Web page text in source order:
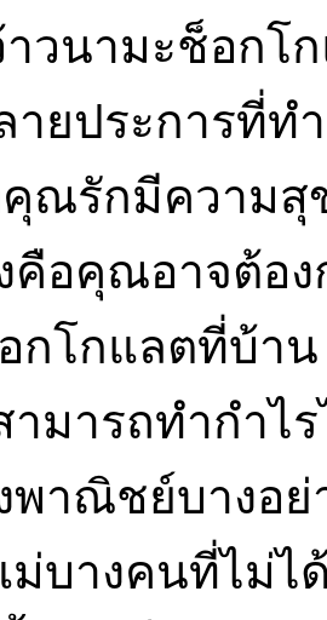
วนามะช็อกโ
ายประการที่
ณรักมีความสุ
คือคุณอาจต้อ
กโกแลตที่บ้าน
มารถทำกำไ
พาณิชย์บางอ
บางคนที่ไม่ไ